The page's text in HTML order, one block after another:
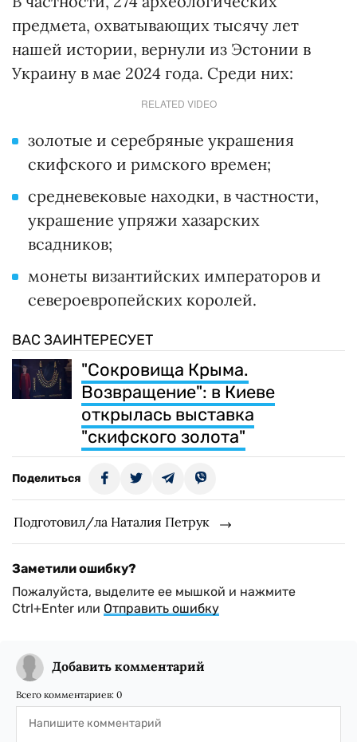
предмета, охватывающих тысячу лет
нашей истории, вернули из Эстонии в
Украину в мае 2024 года. Среди них:
RELATED VIDEO
золотые и серебряные украшения
скифского и римского времен;
средневековые находки, в частности,
украшение упряжи хазарских
всадников;
монеты византийских императоров и
североевропейских королей.
ВАС ЗАИНТЕРЕСУЕТ
"Сокровища Крыма.
Возвращение": в Киеве
открылась выставка
"скифского золота"
Поделиться
Подготовил/ла Наталия Петрук
Заметили ошибку?
Пожалуйста, выделите ее мышкой и нажмите
Ctrl+Enter или Отправить ошибку
Добавить комментарий
Всего комментариев: 0